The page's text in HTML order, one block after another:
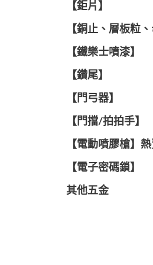
【鉅片】
【銅止、層板粒、
【鐵樂士噴漆】
【鑽尾】
【門弓器】
【門擋/拍拍手】
【電動噴膠槍】
【電子密碼鎖】
其他五金